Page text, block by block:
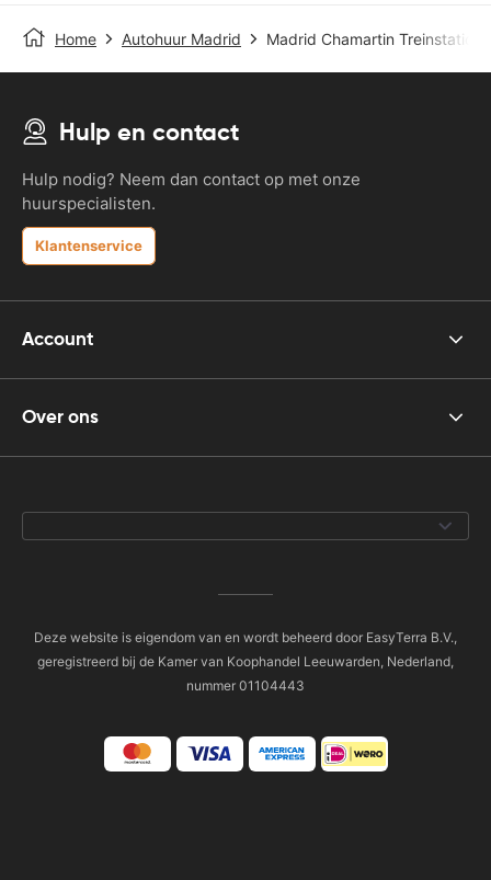
Home Autohuur Madrid Madrid Chamartin Treinstation
Hulp en contact
Hulp nodig? Neem dan contact op met onze
huurspecialisten.
Klantenservice
Account
Over ons
Deze website is eigendom van en wordt beheerd door EasyTerra B.V.,
geregistreerd bij de Kamer van Koophandel Leeuwarden, Nederland,
nummer 01104443